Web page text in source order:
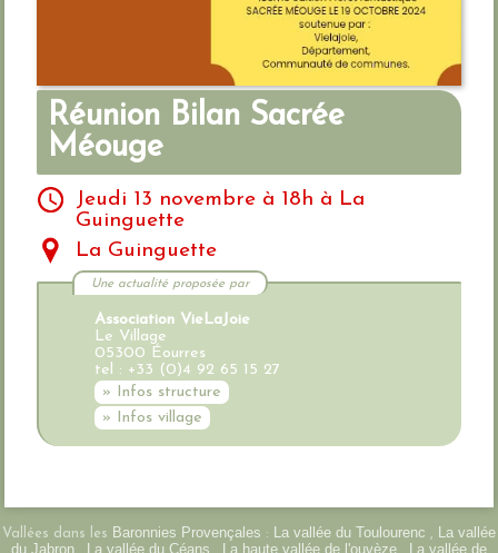
Réunion Bilan Sacrée
Méouge
Jeudi 13 novembre à 18h à La
Guinguette
La Guinguette
Une actualité proposée par
Association VieLaJoie
Le Village
05300 Éourres
tel : +33 (0)4 92 65 15 27
» Infos structure
» Infos village
Vallées dans les Baronnies Provençales : La vallée du Toulourenc
La vallée
du Jabron
La vallée du Céans La haute vallée de l'ouvèze La vallée de